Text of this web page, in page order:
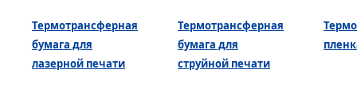
Термотрансферная
бумага для
лазерной печати
Термотрансферная
бумага для
струйной печати